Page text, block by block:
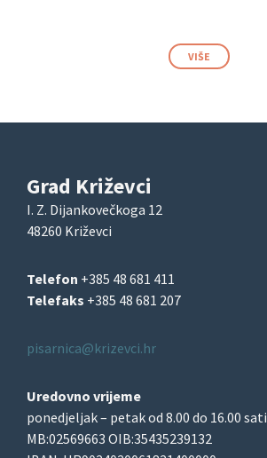
VIŠE
Grad Križevci
I. Z. Dijankovečkoga 12
48260 Križevci
Telefon +385 48 681 411
Telefaks +385 48 681 207
pisarnica@krizevci.hr
Uredovno vrijeme
ponedjeljak – petak od 8.00 do 16.00 sati
MB:02569663 OIB:35435239132